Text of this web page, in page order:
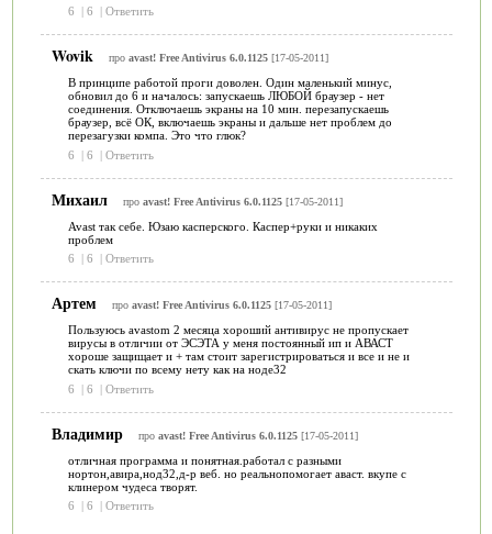
6
| 6 | Ответить
Wovik про avast! Free Antivirus 6.0.1125[17-05-2011]
В принципе работой проги доволен. Один маленький минус,
обновил до 6 и началось: запускаешь ЛЮБОЙ браузер - нет
соединения. Отключаешь экраны на 10 мин. перезапускаешь
браузер, всё ОК, включаешь экраны и дальше нет проблем до
перезагузки компа. Это что глюк?
6
| 6 | Ответить
Михаил про avast! Free Antivirus 6.0.1125[17-05-2011]
Avast так себе. Юзаю касперского. Каспер+руки и никаких
проблем
6
| 6 | Ответить
Артем про avast! Free Antivirus 6.0.1125[17-05-2011]
Пользуюсь avastom 2 месяца хороший антивирус не пропускает
вирусы в отличии от ЭСЭТА у меня постоянный ип и АВАСТ
хороше защищает и + там стоит зарегистрироваться и все и не и
скать ключи по всему нету как на ноде32
6
| 6 | Ответить
Владимир про avast! Free Antivirus 6.0.1125[17-05-2011]
отличная программа и понятная.работал с разными
нортон,авира,нод32,д-р веб. но реальнопомогает аваст. вкупе с
клинером чудеса творят.
6
| 6 | Ответить